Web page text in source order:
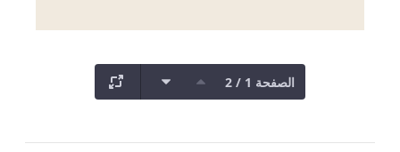
الصفحة 1 / 2